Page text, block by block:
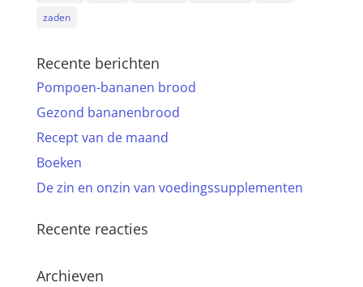
zaden
Recente berichten
Pompoen-bananen brood
Gezond bananenbrood
Recept van de maand
Boeken
De zin en onzin van voedingssupplementen
Recente reacties
Archieven